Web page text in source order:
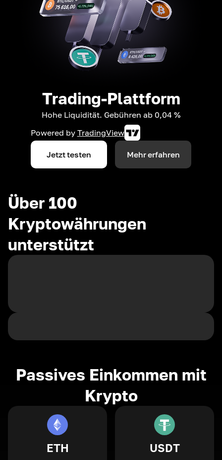
Trading-Plattform
Hohe Liquidität. Gebühren ab 0,04 %
Powered by TradingView
Jetzt testen Mehr erfahren
Über 100
Kryptowährungen
unterstützt
Passives Einkommen mit
Krypto
ETH USDT